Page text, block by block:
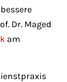
Dr. Maged
am